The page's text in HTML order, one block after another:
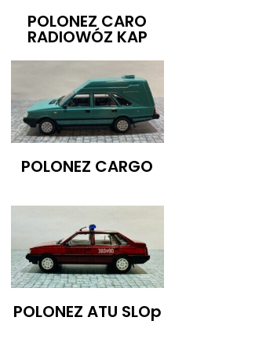
POLONEZ CARO
RADIOWÓZ KAP
POLONEZ CARGO
POLONEZ ATU SLOp